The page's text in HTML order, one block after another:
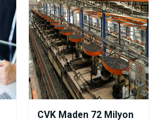
CVK Maden 72 Milyon